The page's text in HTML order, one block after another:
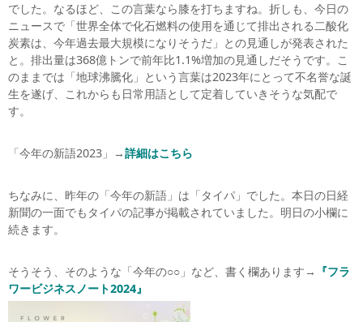
でした。なるほど、この言葉なら膝を打ちますね。折しも、今日の
ニュースで「世界全体で化石燃料の使用を通じて排出される二酸化
炭素は、今年過去最大規模になりそうだ」との見通しが発表された
と。排出量は368億トンで前年比1.1%増加の見通しだそうです。こ
のままでは「地球沸騰化」という言葉は2023年にとって不名誉な誕
生を遂げ、これからも日常用語として定着していきそうな気配で
す。
「今年の新語2023」→詳細はこちら
ちなみに、昨年の「今年の新語」は「タイパ」でした。本日の日経
新聞の一面でもタイパの記事が掲載されていました。明日の小欄に
続きます。
そうそう、そのような「今年の○○」など、書く欄あります→ 『フラ
ワービジネスノート2024』